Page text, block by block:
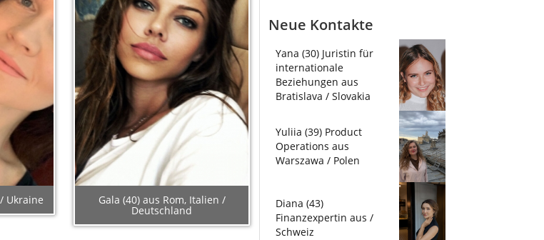
Ukraine Gala (40) aus Rom, Italien /
Deutschland
Neue Kontakte
Yana (30) Juristin für
internationale
Beziehungen aus
Bratislava / Slovakia
Yuliia (39) Product
Operations aus
Warszawa / Polen
Diana (43)
Finanzexpertin aus /
Schweiz